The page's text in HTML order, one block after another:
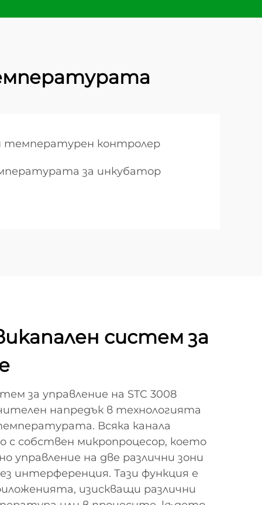
температурен контролер
за инкубатор
систем за
за управление на STC 3008
напредък в технологията
Всяка канала
с собствен микропроцесор, което
управление на две различни зони
интерференция. Тази функция е
изискващи различни